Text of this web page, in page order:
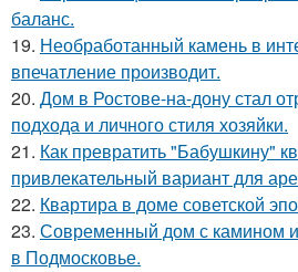
баланс.
19. Необработанный камень в
впечатление производит.
20. Дом в Ростове-на-дону стал
подхода и личного стиля хозяйки.
21. Как превратить "Бабушкину"
привлекательный вариант для
22. Квартира в доме советской
23. Современный дом с камином
в Подмосковье.